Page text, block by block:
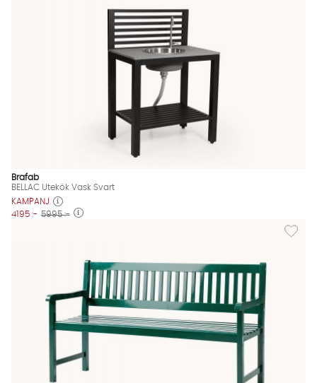
Brafab
BELLAC Utekök Vask Svart
KAMPANJ
4195 :- 5995 :-
Lägg